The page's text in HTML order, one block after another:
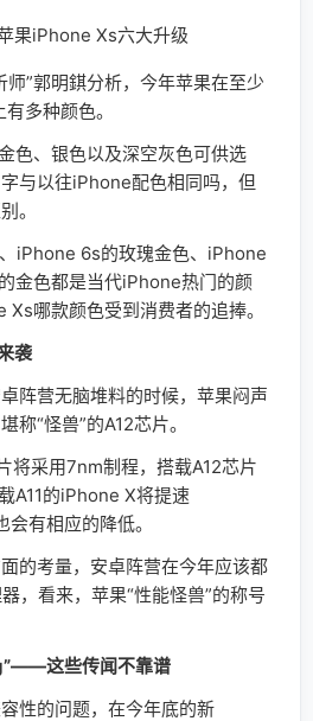
”郭明錤分析，今年苹果在至少
多种颜色。
、银色以及深空灰色可供选
与以往iPhone配色相同吗，但
。
6s的玫瑰金色、iPhone
金色都是当代iPhone热门的颜
哪款颜色受到消费者的追捧。
袭
营无脑堆料的时候，苹果闷声
称“怪兽”的A12芯片。
采用7nm制程，搭载A12芯片
A11的iPhone X将提速
有相应的降低。
考量，安卓阵营在今年应该都
，看来，苹果“性能怪兽”的称号
这些传闻不靠谱
的问题，在今年底的新